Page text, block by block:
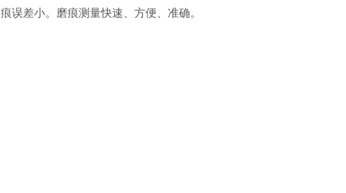
误差小。磨痕测量快速、方便、准确。